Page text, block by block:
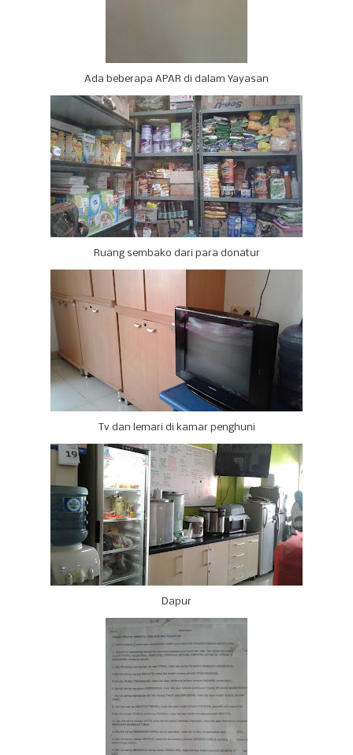
Ada beberapa APAR di dalam Yayasan
Ruang sembako dari para donatur
Tv dan lemari di kamar penghuni
Dapur